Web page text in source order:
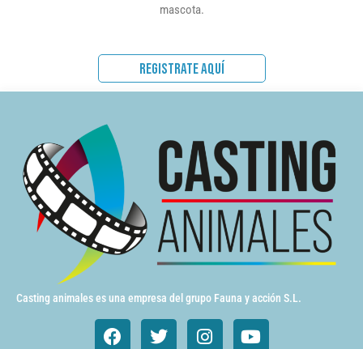
mascota.
REGISTRATE AQUÍ
Casting animales es una empresa del grupo Fauna y acción S.L.